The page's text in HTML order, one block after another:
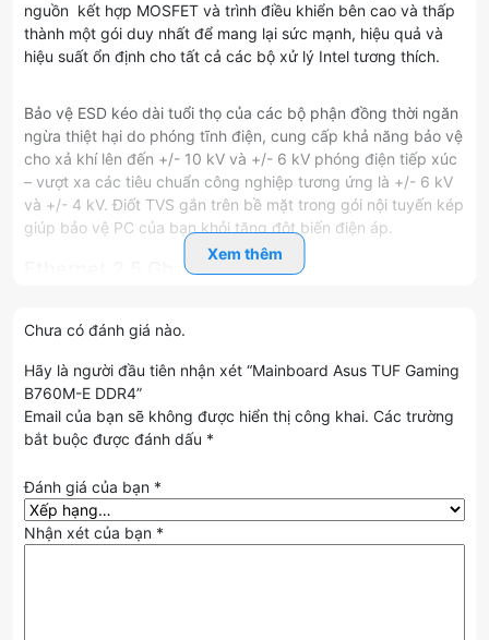
nguồn kết hợp MOSFET và trình điều khiển bên cao và thấp
thành một gói duy nhất để mang lại sức mạnh, hiệu quả và
hiệu suất ổn định cho tất cả các bộ xử lý Intel tương thích.
Bảo vệ ESD kéo dài tuổi thọ của các bộ phận đồng thời ngăn
ngừa thiệt hại do phóng tĩnh điện, cung cấp khả năng bảo vệ
cho xả khí lên đến +/- 10 kV và +/- 6 kV phóng điện tiếp xúc
– vượt xa các tiêu chuẩn công nghiệp tương ứng là +/- 6 kV
và +/- 4 kV. Điốt TVS gắn trên bề mặt trong gói nội tuyến kép
giúp bảo vệ PC của bạn khỏi tăng đột biến điện áp.
của bạn lên một bậc với sự cải thiện băng thông lên đến
nâng cấp mạng này để trải nghiệm chơi game mượt mà hơn,
không bị lag, ngay lập tức phát trực tuyến video độ phân giải
cao và tận hưởng khả năng truyền tệp nhanh hơn.
Xem thêm
Chưa có đánh giá nào.
Hãy là người đầu tiên nhận xét “Mainboard Asus TUF Gaming
B760M-E DDR4”
Email của bạn sẽ không được hiển thị công khai. Các trường
bắt buộc được đánh dấu *
Đánh giá của bạn *
Nhận xét của bạn *